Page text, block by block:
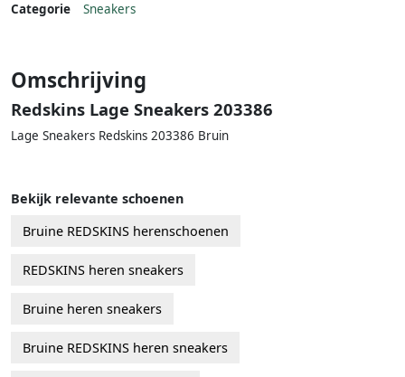
Categorie
Sneakers
Omschrijving
Redskins Lage Sneakers 203386
Lage Sneakers Redskins 203386 Bruin
Bekijk relevante schoenen
Bruine REDSKINS herenschoenen
REDSKINS heren sneakers
Bruine heren sneakers
Bruine REDSKINS heren sneakers